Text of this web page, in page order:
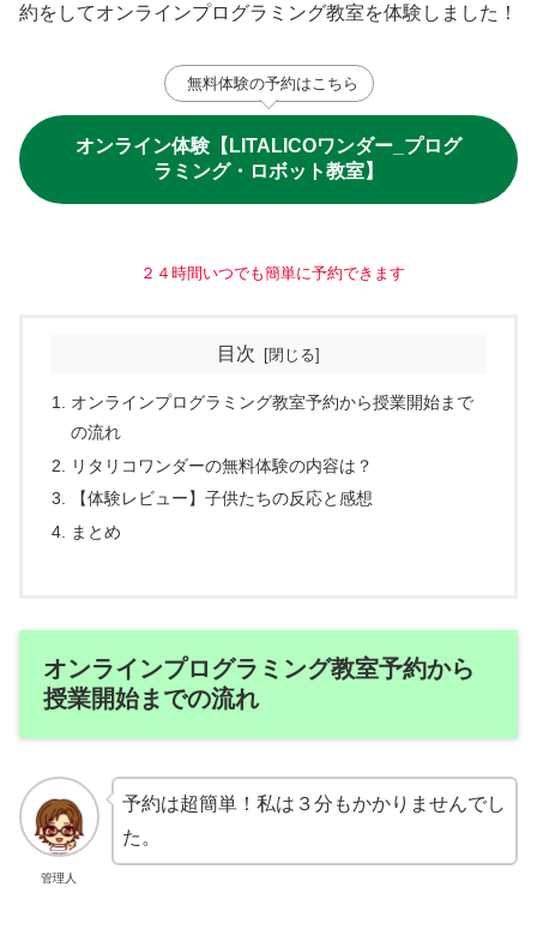
約をしてオンラインプログラミング教室を体験しました！
無料体験の予約はこちら
オンライン体験【LITALICOワンダー_プログ
ラミング・ロボット教室】
２４時間いつでも簡単に予約できます
目次
オンラインプログラミング教室予約から授業開始まで
の流れ
リタリコワンダーの無料体験の内容は？
【体験レビュー】子供たちの反応と感想
まとめ
オンラインプログラミング教室予約から
授業開始までの流れ
管理人
予約は超簡単！私は３分もかかりませんでし
た。